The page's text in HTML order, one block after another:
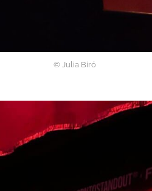
© Julia Biró